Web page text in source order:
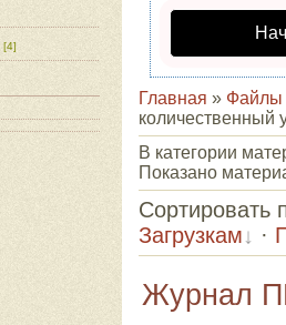
[4]
Главная » Файлы
количественный
В категории
Показано
Сортировать
Загрузкам
·
Журнал